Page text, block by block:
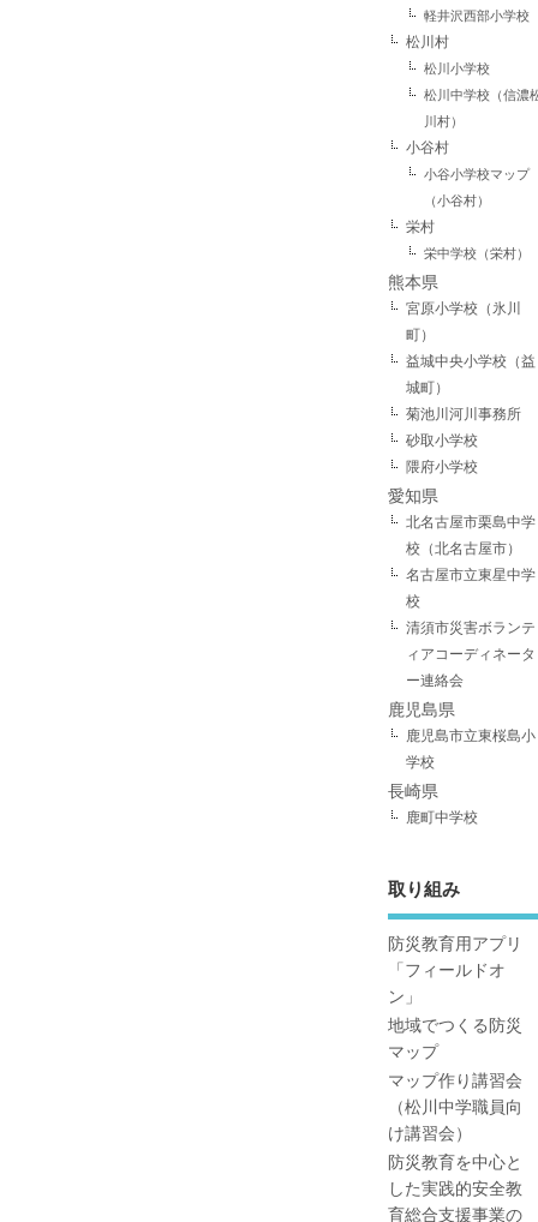
軽井沢西部小学校
松川村
松川小学校
松川中学校（信濃
川村）
小谷村
小谷小学校マップ
（小谷村）
栄村
栄中学校（栄村）
熊本県
宮原小学校（氷川
町）
益城中央小学校（益
城町）
菊池川河川事務所
砂取小学校
隈府小学校
愛知県
北名古屋市栗島中学
校（北名古屋市）
名古屋市立東星中学
校
清須市災害ボランテ
ィアコーディネータ
ー連絡会
鹿児島県
鹿児島市立東桜島小
学校
長崎県
鹿町中学校
取り組み
防災教育用アプリ
「フィールドオ
ン」
地域でつくる防災
マップ
マップ作り講習会
（松川中学職員向
け講習会）
防災教育を中心と
した実践的安全教
育総合支援事業の